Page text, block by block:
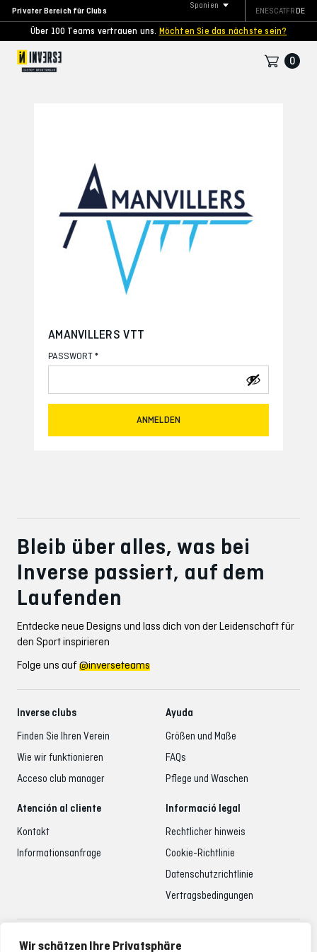
Wir schätzen Ihre Privatsphäre
Privater Bereich für Clubs
Über 100 Teams vertrauen uns. Möchten Sie das nächste sein?
Spanien
ENESCATFR DE
0
AMANVILLERS VTT
PASSWORT *
ANMELDEN
Bleib über alles, was bei
Inverse passiert, auf dem
Laufenden
Entdecke neue Designs und lass dich von der Leidenschaft für
den Sport inspirieren
Folge uns auf@inverseteams
Inverse clubs
Finden Sie Ihren Verein
Wie wir funktionieren
Acceso club manager
Ayuda
Größen und Maße
FAQs
Pflege und Waschen
Atención al cliente
Kontakt
Informationsanfrage
Informació legal
Rechtlicher hinweis
Cookie-Richtlinie
Datenschutzrichtlinie
Vertragsbedingungen
Betreuung der Kunden